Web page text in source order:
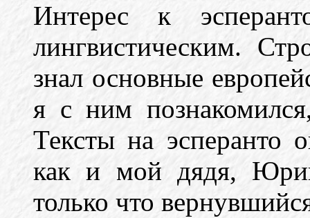
Интерес к
лингвистическим.
знал основные
я с ним
Тексты на эсперанто
как и мой дядя,
только что